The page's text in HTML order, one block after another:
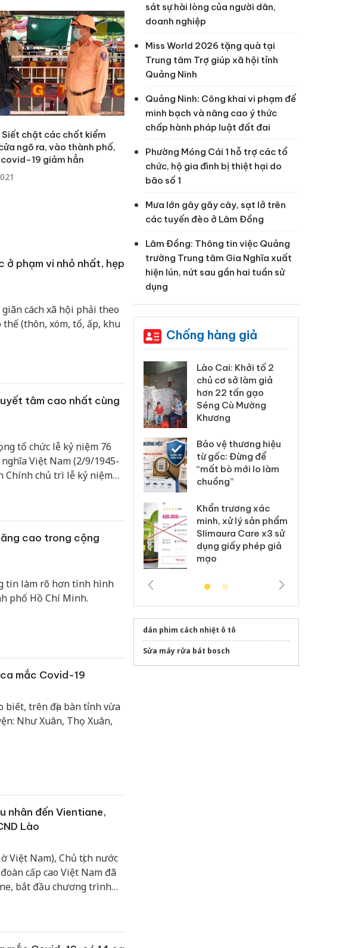
chặt các chốt kiểm
ngõ ra, vào thành phố,
19 giảm hẳn
ở phạm vi nhỏ nhất, hẹp
cách xã hội phải theo
(thôn, xóm, tổ, ấp, khu
tâm cao nhất cùng
tổ chức lễ kỷ niệm 76
Việt Nam (2/9/1945-
Chính chủ trì lễ kỷ niệm
cao trong cộng
tin làm rõ hơn tình hình
phố Hồ Chí Minh.
mắc Covid-19
biết, trên địa bàn tỉnh vừa
Như Xuân, Thọ Xuân,
nhân đến Vientiane,
Lào
Việt Nam), Chủ tịch nước
cấp cao Việt Nam đã
bắt đầu chương trình
sát sự hài lòng của người dân,
doanh nghiệp
Miss World 2026 tặng quà tại
Trung tâm Trợ giúp xã hội tỉnh
Quảng Ninh
Quảng Ninh: Công khai vi phạm để
minh bạch và nâng cao ý thức
chấp hành pháp luật đất đai
Phường Móng Cái 1 hỗ trợ các tổ
chức, hộ gia đình bị thiệt hại do
bão số 1
Mưa lớn gây gãy cây, sạt lở trên
các tuyến đèo ở Lâm Đồng
Lâm Đồng: Thông tin việc Quảng
trường Trung tâm Gia Nghĩa xuất
hiện lún, nứt sau gần hai tuần sử
dụng
Chống hàng giả
trong tháng 7
kinh doanh bán hàng
giả mạo nhãn hiệu
Adidas, Nike
sản phẩm nhập lậu,
bảo vệ môi trường
kinh doanh
Lào Cai: Khởi tố 2
chủ cơ sở làm giả
hơn 22 tấn gạo
Séng Cù Mường
Khương
Bảo vệ thương hiệu
từ gốc: Đừng để
“mất bò mới lo làm
chuồng”
Khẩn trương xác
minh, xử lý sản phẩm
Slimaura Care x3 sử
dụng giấy phép giả
mạo
dán phim cách nhiệt ô tô
Sửa máy rửa bát bosch